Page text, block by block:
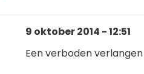
9 oktober 2014 - 12:51
Een verboden